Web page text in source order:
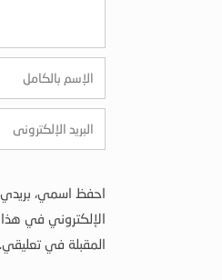
احفظ اسمي، بريدي
الإلكتروني في هذا
المقبلة في تعليقي.